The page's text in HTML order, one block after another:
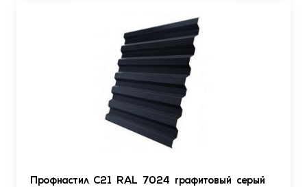
Профнастил С21 RAL 7024 графитовый серый